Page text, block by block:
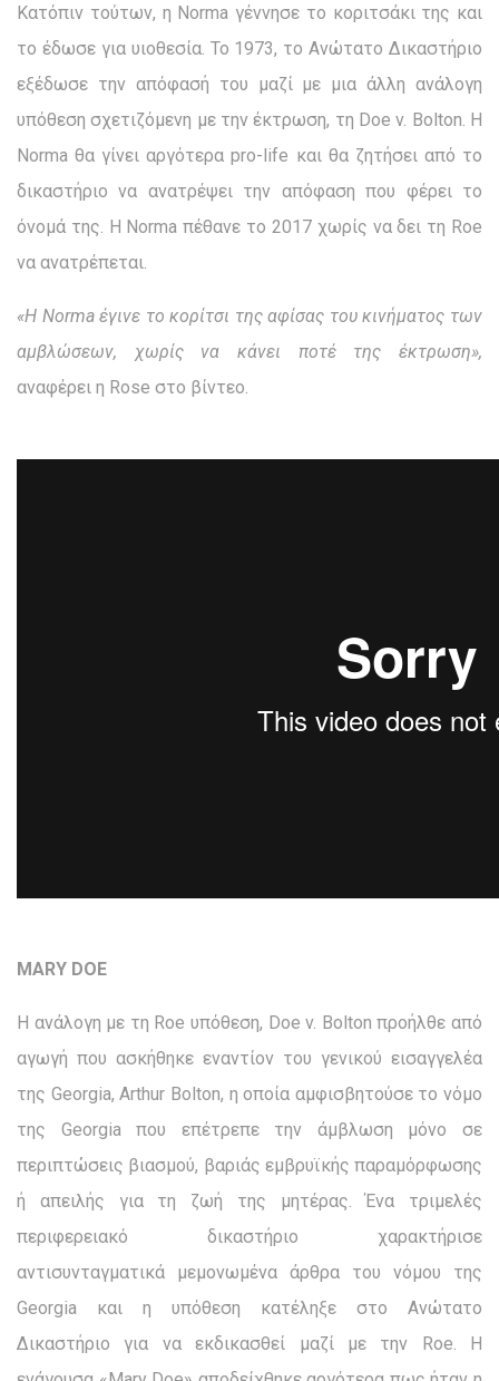
Κατόπιν τούτων, η Norma γέννησε το κοριτσάκι της και
το έδωσε για υιοθεσία. Το 1973, το Ανώτατο Δικαστήριο
εξέδωσε την απόφασή του μαζί με μια άλλη ανάλογη
υπόθεση σχετιζόμενη με την έκτρωση, τη Doe v. Bolton. Η
Norma θα γίνει αργότερα pro-life και θα ζητήσει από το
δικαστήριο να ανατρέψει την απόφαση που φέρει το
όνομά της. Η Norma πέθανε το 2017 χωρίς να δει τη Roe
να ανατρέπεται.
«Η Νorma έγινε το κορίτσι της αφίσας του κινήματος των
αμβλώσεων, χωρίς να κάνει ποτέ της έκτρωση»,
αναφέρει η Rose στο βίντεο.
MARY DOE
Η ανάλογη με τη Roe υπόθεση, Doe v. Bolton προήλθε από
αγωγή που ασκήθηκε εναντίον του γενικού εισαγγελέα
της Georgia, Arthur Bolton, η οποία αμφισβητούσε το νόμο
της Georgia που επέτρεπε την άμβλωση μόνο σε
περιπτώσεις βιασμού, βαριάς εμβρυϊκής παραμόρφωσης
ή απειλής για τη ζωή της μητέρας. Ένα τριμελές
περιφερειακό δικαστήριο χαρακτήρισε
αντισυνταγματικά μεμονωμένα άρθρα του νόμου της
Georgia και η υπόθεση κατέληξε στο Ανώτατο
Δικαστήριο για να εκδικασθεί μαζί με την Roe. Η